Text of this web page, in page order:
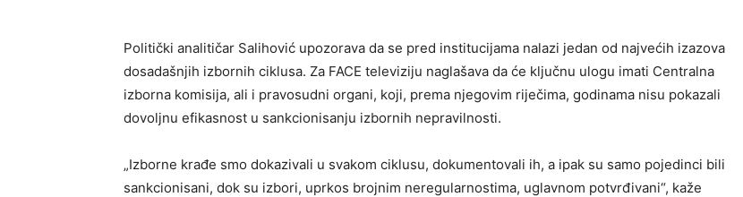
Politički analitičar Salihović upozorava da se pred institucijama nalazi jedan od najvećih izazova
dosadašnjih izbornih ciklusa. Za FACE televiziju naglašava da će ključnu ulogu imati Centralna
izborna komisija, ali i pravosudni organi, koji, prema njegovim riječima, godinama nisu pokazali
dovoljnu efikasnost u sankcionisanju izbornih nepravilnosti.
„Izborne krađe smo dokazivali u svakom ciklusu, dokumentovali ih, a ipak su samo pojedinci bili
sankcionisani, dok su izbori, uprkos brojnim neregularnostima, uglavnom potvrđivani“, kaže